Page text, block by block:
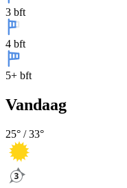
3 bft
4 bft
5+ bft
Vandaag
25° /33°